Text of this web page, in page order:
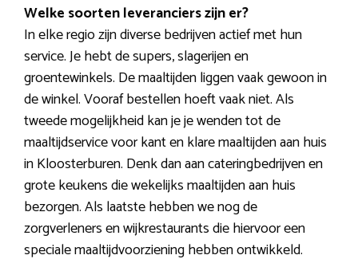
Welke soorten leveranciers zijn er?
In elke regio zijn diverse bedrijven actief met hun
service. Je hebt de supers, slagerijen en
groentewinkels. De maaltijden liggen vaak gewoon in
de winkel. Vooraf bestellen hoeft vaak niet. Als
tweede mogelijkheid kan je je wenden tot de
maaltijdservice voor kant en klare maaltijden aan huis
in Kloosterburen. Denk dan aan cateringbedrijven en
grote keukens die wekelijks maaltijden aan huis
bezorgen. Als laatste hebben we nog de
zorgverleners en wijkrestaurants die hiervoor een
speciale maaltijdvoorziening hebben ontwikkeld.